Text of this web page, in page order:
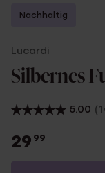
Nachhaltig
Lucardi
Silbernes
5.00
29 99